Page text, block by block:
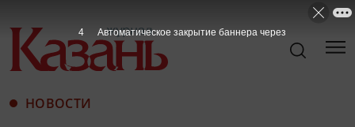
НОВОСТИ
3 Автоматическое закрытие баннера через